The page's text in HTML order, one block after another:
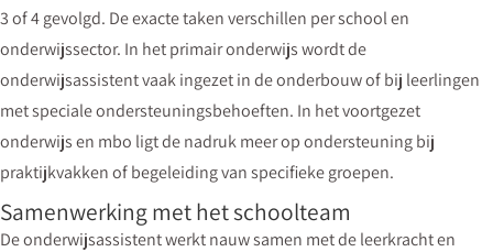
3 of 4 gevolgd. De exacte taken verschillen per school en
onderwijssector. In het primair onderwijs wordt de
onderwijsassistent vaak ingezet in de onderbouw of bij leerlingen
met speciale ondersteuningsbehoeften. In het voortgezet
onderwijs en mbo ligt de nadruk meer op ondersteuning bij
praktijkvakken of begeleiding van specifieke groepen.
Samenwerking met het schoolteam
De onderwijsassistent werkt nauw samen met de leerkracht en